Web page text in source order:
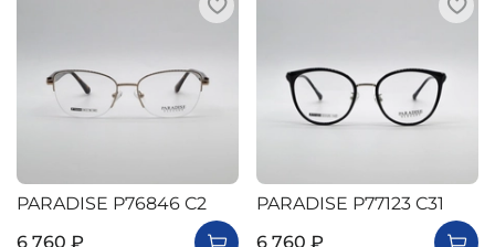
PARADISE P76846 C2
6 760 ₽
PARADISE P77123 C31
6 760 ₽